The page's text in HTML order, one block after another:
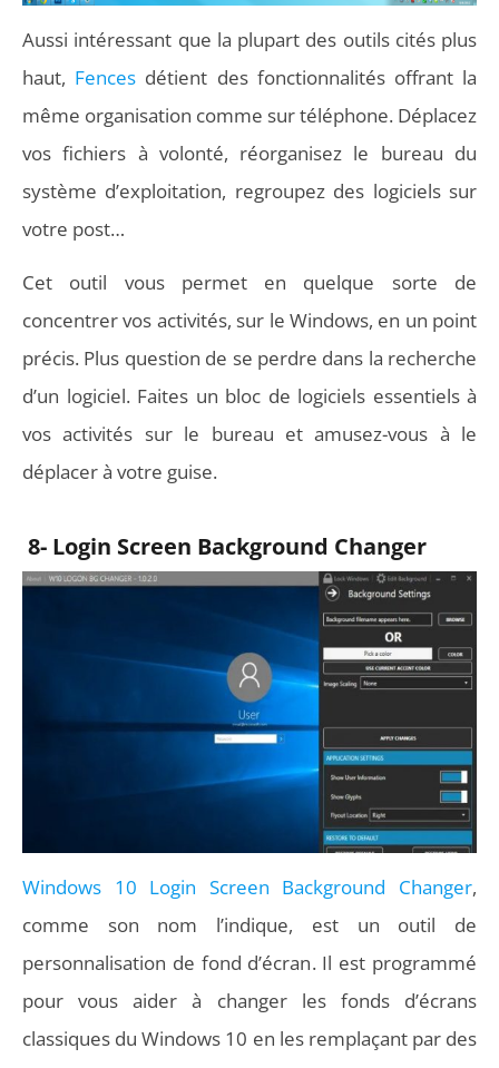
Aussi intéressant que la plupart des outils cités plus
haut, Fences détient des fonctionnalités offrant la
même organisation comme sur téléphone. Déplacez
vos fichiers à volonté, réorganisez le bureau du
système d’exploitation, regroupez des logiciels sur
votre post…
Cet outil vous permet en quelque sorte de
concentrer vos activités, sur le Windows, en un point
précis. Plus question de se perdre dans la recherche
d’un logiciel. Faites un bloc de logiciels essentiels à
vos activités sur le bureau et amusez-vous à le
déplacer à votre guise.
8- Login Screen Background Changer
Windows 10 Login Screen Background Changer,
comme son nom l’indique, est un outil de
personnalisation de fond d’écran. Il est programmé
pour vous aider à changer les fonds d’écrans
classiques du Windows 10 en les remplaçant par des